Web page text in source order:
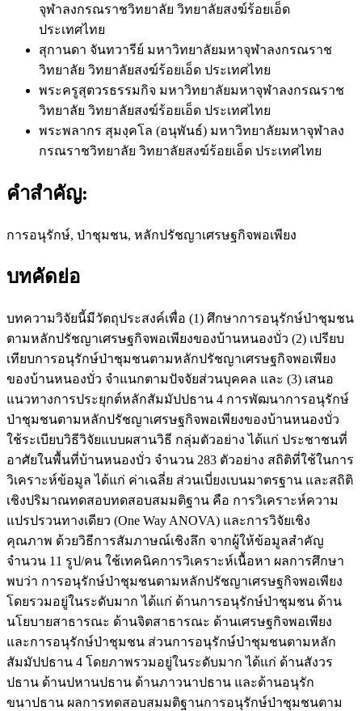
จุฬาลงกรณราชวิทยาลัย วิทยาลัยสงฆ์ร้อยเอ็ด
ประเทศไทย
สุกานดา จันทวารีย์ มหาวิทยาลัยมหาจุฬาลงกรณราช
วิทยาลัย วิทยาลัยสงฆ์ร้อยเอ็ด ประเทศไทย
พระครูสุตวรธรรมกิจ มหาวิทยาลัยมหาจุฬาลงกรณราช
วิทยาลัย วิทยาลัยสงฆ์ร้อยเอ็ด ประเทศไทย
พระพลากร สุมงฺคโล (อนุพันธ์) มหาวิทยาลัยมหาจุฬาลง
กรณราชวิทยาลัย วิทยาลัยสงฆ์ร้อยเอ็ด ประเทศไทย
คำสำคัญ:
การอนุรักษ์, ป่าชุมชน, หลักปรัชญาเศรษฐกิจพอเพียง
บทคัดย่อ
บทความวิจัยนี้มีวัตถุประสงค์เพื่อ (1) ศึกษาการอนุรักษ์ป่าชุมชน
ตามหลักปรัชญาเศรษฐกิจพอเพียงของบ้านหนองบั่ว (2) เปรียบ
เทียบการอนุรักษ์ป่าชุมชนตามหลักปรัชญาเศรษฐกิจพอเพียง
ของบ้านหนองบั่ว จำแนกตามปัจจัยส่วนบุคคล และ (3) เสนอ
แนวทางการประยุกต์หลักสัมมัปปธาน 4 การพัฒนาการอนุรักษ์
ป่าชุมชนตามหลักปรัชญาเศรษฐกิจพอเพียงของบ้านหนองบั่ว
ใช้ระเบียบวิธีวิจัยแบบผสานวิธี กลุ่มตัวอย่าง ได้แก่ ประชาชนที่
อาศัยในพื้นที่บ้านหนองบั่ว จำนวน 283 ตัวอย่าง สถิติที่ใช้ในการ
วิเคราะห์ข้อมูล ได้แก่ ค่าเฉลี่ย ส่วนเบี่ยงเบนมาตรฐาน และสถิติ
เชิงปริมาณทดสอบทดสอบสมมติฐาน คือ การวิเคราะห์ความ
แปรปรวนทางเดียว (One Way ANOVA) และการวิจัยเชิง
คุณภาพ ด้วยวิธีการสัมภาษณ์เชิงลึก จากผู้ให้ข้อมูลสำคัญ
จำนวน 11 รูป/คน ใช้เทคนิคการวิเคราะห์เนื้อหา ผลการศึกษา
พบว่า การอนุรักษ์ป่าชุมชนตามหลักปรัชญาเศรษฐกิจพอเพียง
โดยรวมอยู่ในระดับมาก ได้แก่ ด้านการอนุรักษ์ป่าชุมชน ด้าน
นโยบายสาธารณะ ด้านจิตสาธารณะ ด้านเศรษฐกิจพอเพียง
และการอนุรักษ์ป่าชุมชน ส่วนการอนุรักษ์ป่าชุมชนตามหลัก
สัมมัปปธาน 4 โดยภาพรวมอยู่ในระดับมาก ได้แก่ ด้านสังวร
ปธาน ด้านปหานปธาน ด้านภาวนาปธาน และด้านอนุรัก
ขนาปธาน ผลการทดสอบสมมติฐานการอนุรักษ์ป่าชุมชนตาม